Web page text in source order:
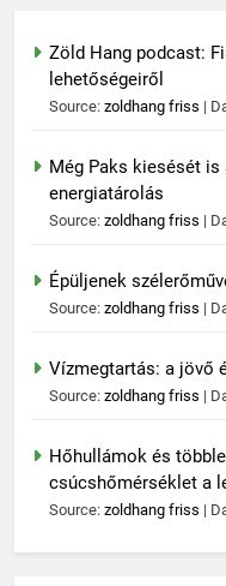
Zöld Hang podcast:
lehetőségeiről
Source: zoldhang friss
Még Paks kiesését
energiatárolás
Source: zoldhang friss
Épüljenek
Source: zoldhang friss
Vízmegtartás: a jövő
Source: zoldhang friss
Hőhullámok és
csúcshőmérséklet a
Source: zoldhang friss